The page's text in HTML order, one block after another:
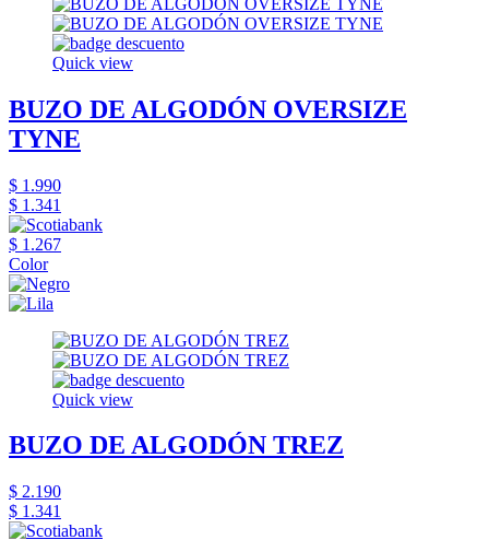
Quick view
BUZO DE ALGODÓN OVERSIZE
TYNE
$ 1.990
$ 1.341
$ 1.267
Color
Quick view
BUZO DE ALGODÓN TREZ
$ 2.190
$ 1.341